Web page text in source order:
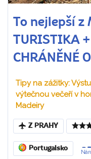
To nejlepší z
TURISTIKA
CHRÁNĚNÉ
Tipy na zážitky:
výtečnou večeří v
Madeiry
Z PRAHY
Portugalsko